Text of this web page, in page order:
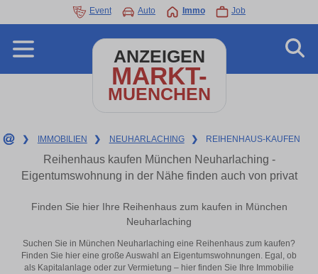
Event Auto Immo Job
ANZEIGEN
MARKT-
MUENCHEN
❯ IMMOBILIEN ❯ NEUHARLACHING ❯ REIHENHAUS-KAUFEN
Reihenhaus kaufen München Neuharlaching -
Eigentumswohnung in der Nähe finden auch von privat
Finden Sie hier Ihre Reihenhaus zum kaufen in München
Neuharlaching
Suchen Sie in München Neuharlaching eine Reihenhaus zum kaufen?
Finden Sie hier eine große Auswahl an Eigentumswohnungen. Egal, ob
als Kapitalanlage oder zur Vermietung – hier finden Sie Ihre Immobilie